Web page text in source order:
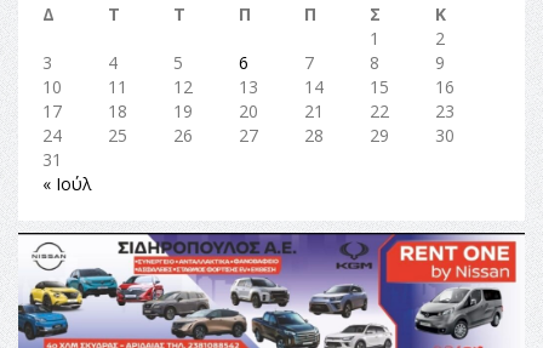
Δ
Τ Τ Π Π Σ
Κ
1
2
3
4 5 6 7 8
9
10
11 12 13 14 15
16
17
18 19 20 21 22
23
24
25 26 27 28 29
30
31
« Ιούλ